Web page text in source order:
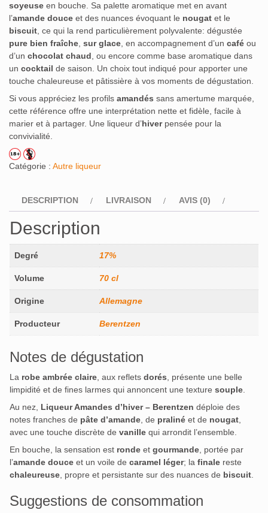
soyeuse en bouche. Sa palette aromatique met en avant
l’amande douce et des nuances évoquant le nougat et le
biscuit , ce qui la rend particulièrement polyvalente: dégustée
pure bien fraîche sur glace , en accompagnement d’un café ou
d’un chocolat chaud , ou encore comme base aromatique dans
un cocktail de saison. Un choix tout indiqué pour apporter une
touche chaleureuse et pâtissière à vos moments de dégustation.
Si vous appréciez les profils amandés sans amertume marquée,
cette référence offre une interprétation nette et fidèle, facile à
marier et à partager. Une liqueur d’hiverpensée pour la
convivialité.
Catégorie : Autre liqueur
DESCRIPTION LIVRAISON AVIS (0)
Description
Degré 17%
Volume 70 cl
Origine Allemagne
Producteur Berentzen
Notes de dégustation
La robe ambrée claire , aux reflets dorés , présente une belle
limpidité et de fines larmes qui annoncent une texture souple
Au nez, Liqueur Amandes d’hiver – Berentzen déploie des
notes franches de pâte d’amande , de praliné et de nougat
avec une touche discrète de vanille qui arrondit l’ensemble.
En bouche, la sensation est ronde et gourmande , portée par
l’amande douce et un voile de caramel léger; la finale reste
chaleureuse , propre et persistante sur des nuances de biscuit
Suggestions de consommation